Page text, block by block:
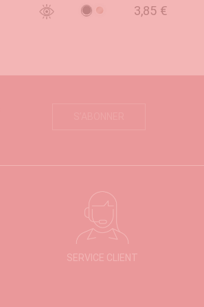
NoirBronze 3,85 €
SERVICE CLIENT